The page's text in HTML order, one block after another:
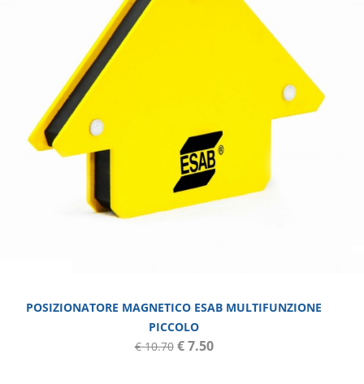
POSIZIONATORE MAGNETICO ESAB MULTIFUNZIONE
PICCOLO
€ 10.70 € 7.50